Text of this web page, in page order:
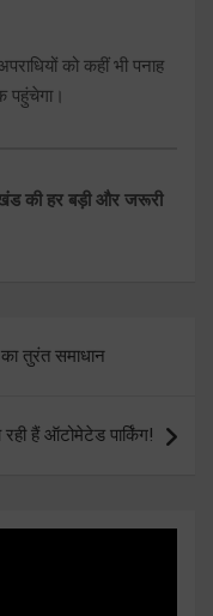
को कहीं भी पनाह
पहुंचेगा।
की हर बड़ी और जरूरी
तुरंत समाधान
हैं ऑटोमेटेड पार्किंग!